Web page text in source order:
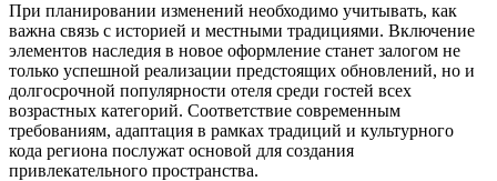
При планировании изменений необходимо учитывать, как
важна связь с историей и местными традициями. Включение
элементов наследия в новое оформление станет залогом не
только успешной реализации предстоящих обновлений, но и
долгосрочной популярности отеля среди гостей всех
возрастных категорий. Соответствие современным
требованиям, адаптация в рамках традиций и культурного
кода региона послужат основой для создания
привлекательного пространства.